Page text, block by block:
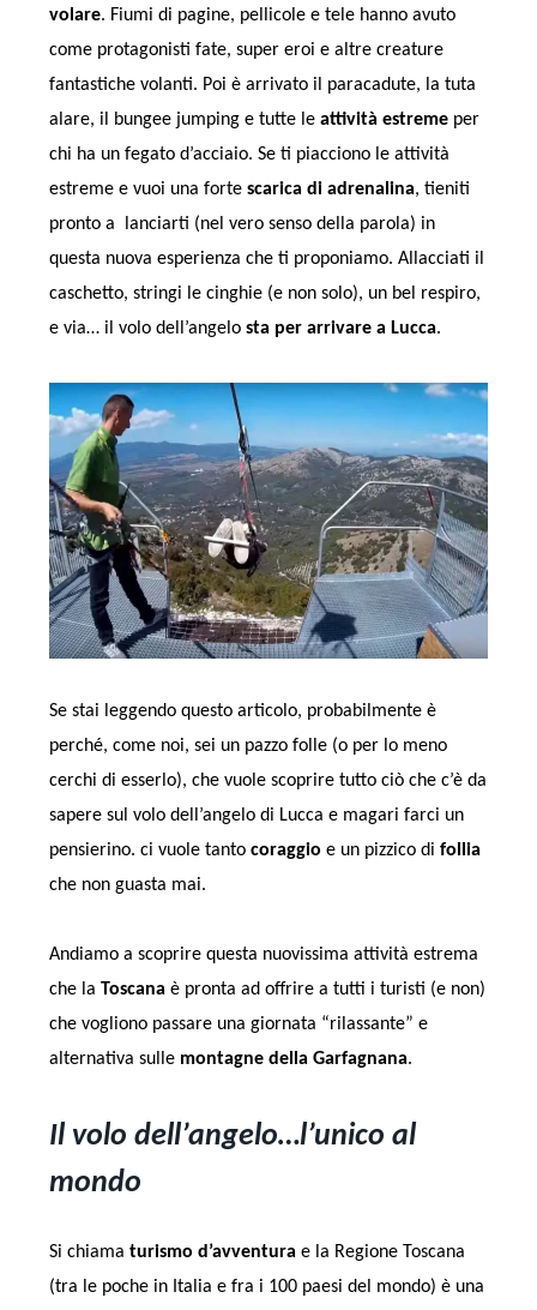
volare. Fiumi di pagine, pellicole e tele hanno avuto
come protagonisti fate, super eroi e altre creature
fantastiche volanti. Poi è arrivato il paracadute, la tuta
alare, il bungee jumping e tutte le attività estremeper
chi ha un fegato d’acciaio. Se ti piacciono le attività
estreme e vuoi una forte scarica di adrenalina, tieniti
pronto a lanciarti (nel vero senso della parola) in
questa nuova esperienza che ti proponiamo. Allacciati il
caschetto, stringi le cinghie (e non solo), un bel respiro,
e via… il volo dell’angelosta per arrivare a Lucca.
Se stai leggendo questo articolo, probabilmente è
perché, come noi, sei un pazzo folle (o per lo meno
cerchi di esserlo), che vuole scoprire tutto ciò che c’è da
sapere sul volo dell’angelo di Lucca e magari farci un
pensierino. ci vuole tanto coraggio e un pizzico di follia
che non guasta mai.
Andiamo a scoprire questa nuovissima attività estrema
che la Toscana è pronta ad offrire a tutti i turisti (e non)
che vogliono passare una giornata “rilassante” e
alternativa sulle montagne della Garfagnana.
Il volo dell’angelo…l’unico al
mondo
Si chiama turismo d’avventura e la Regione Toscana
(tra le poche in Italia e fra i 100 paesi del mondo) è una